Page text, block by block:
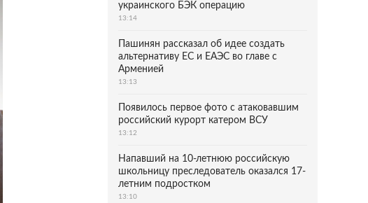
украинского БЭК операцию
13:14
Пашинян рассказал об идее создать
альтернативу ЕС и ЕАЭС во главе с
Арменией
13:13
Появилось первое фото с атаковавшим
российский курорт катером ВСУ
13:12
Напавший на 10-летнюю российскую
школьницу преследователь оказался 17-
летним подростком
13:10